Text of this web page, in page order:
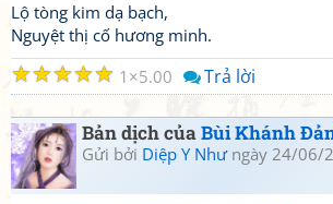
Lộ tòng kim dạ bạch,
Nguyệt thị cố hương minh.
☆
☆
☆
☆
☆ 1 5.00 Trả lời
Bản dịch củaBùi Khánh
Gửi bởi Diệp Y Nhưngày 24/06/